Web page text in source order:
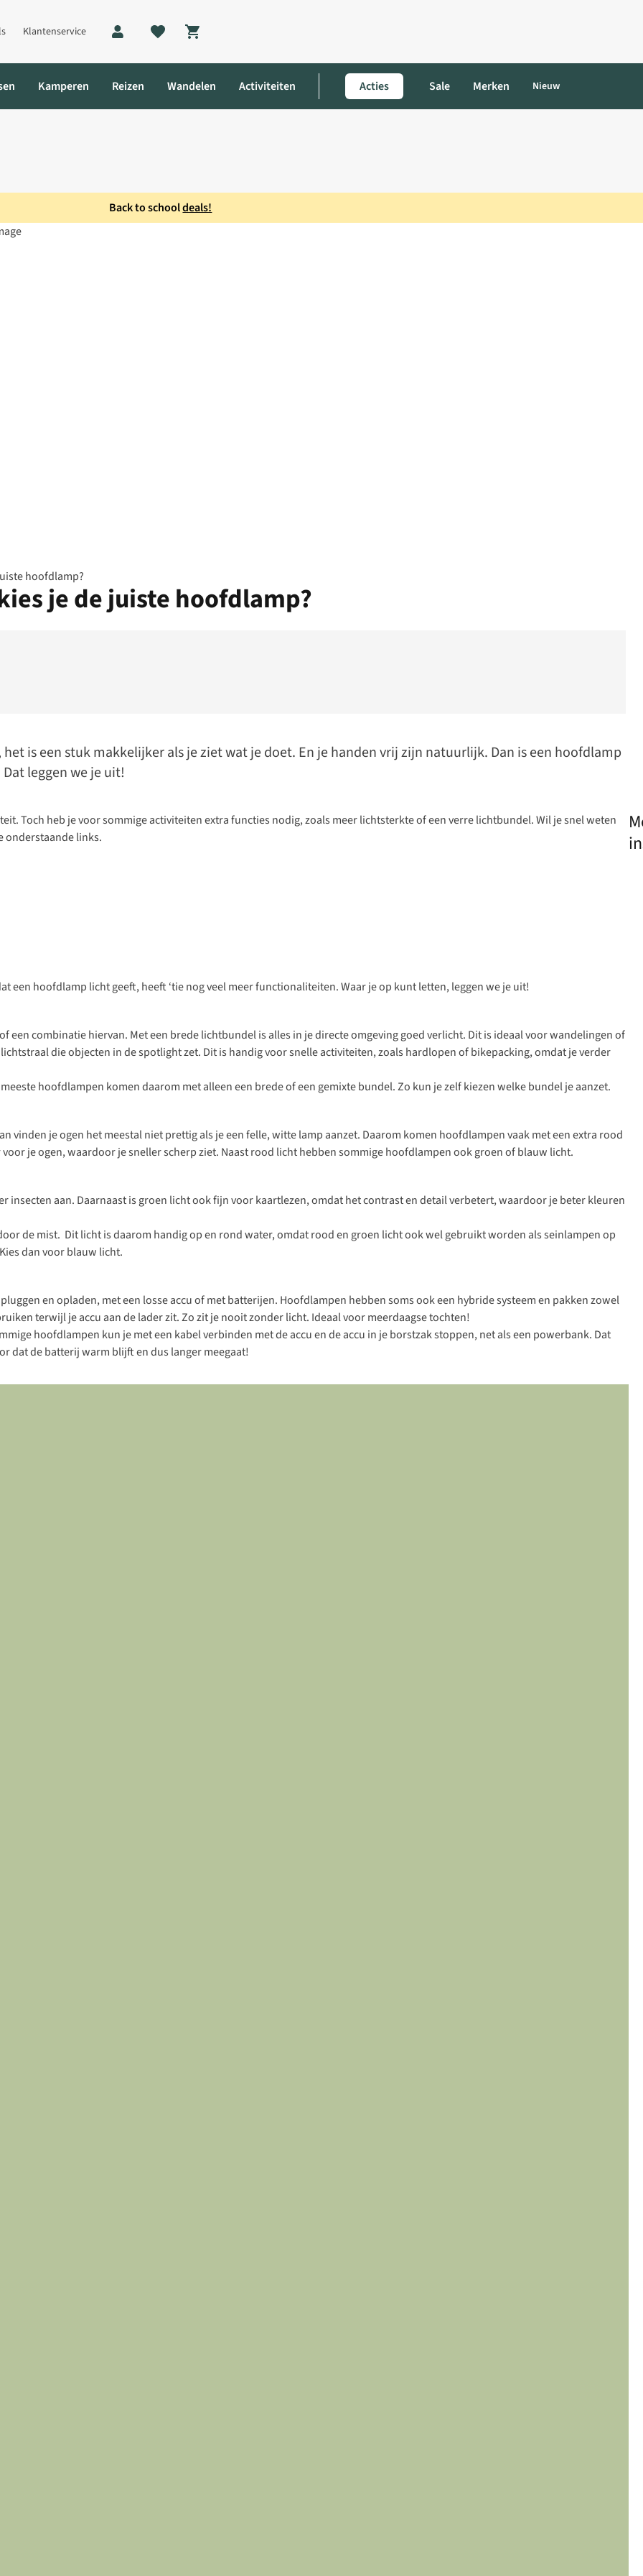
Klantenservice
Shopping cart
Kamperen Reizen Wandelen Activiteiten Acties Sale Merken Nieuw
Back to schooldeals!
hoofdlamp?
je de juiste hoofdlamp?
is een stuk makkelijker als je ziet wat je doet. En je handen vrij zijn natuurlijk. Dan is een hoofdlamp
leggen we je uit!
Toch heb je voor sommige activiteiten extra functies nodig, zoals meer lichtsterkte of een verre lichtbundel. Wil je snel weten
onderstaande links.
een hoofdlamp licht geeft, heeft ‘tie nog veel meer functionaliteiten. Waar je op kunt letten, leggen we je uit!
een combinatie hiervan. Met een brede lichtbundel is alles in je directe omgeving goed verlicht. Dit is ideaal voor wandelingen of
die objecten in de spotlight zet. Dit is handig voor snelle activiteiten, zoals hardlopen of bikepacking, omdat je verder
hoofdlampen komen daarom met alleen een brede of een gemixte bundel. Zo kun je zelf kiezen welke bundel je aanzet.
vinden je ogen het meestal niet prettig als je een felle, witte lamp aanzet. Daarom komen hoofdlampen vaak met een extra rood
je ogen, waardoor je sneller scherp ziet. Naast rood licht hebben sommige hoofdlampen ook groen of blauw licht.
insecten aan. Daarnaast is groen licht ook fijn voor kaartlezen, omdat het contrast en detail verbetert, waardoor je beter kleuren
de mist. Dit licht is daarom handig op en rond water, omdat rood en groen licht ook wel gebruikt worden als seinlampen op
dan voor blauw licht.
en opladen, met een losse accu of met batterijen. Hoofdlampen hebben soms ook een hybride systeem en pakken zowel
terwijl je accu aan de lader zit. Zo zit je nooit zonder licht. Ideaal voor meerdaagse tochten!
hoofdlampen kun je met een kabel verbinden met de accu en de accu in je borstzak stoppen, net als een powerbank. Dat
dat de batterij warm blijft en dus langer meegaat!